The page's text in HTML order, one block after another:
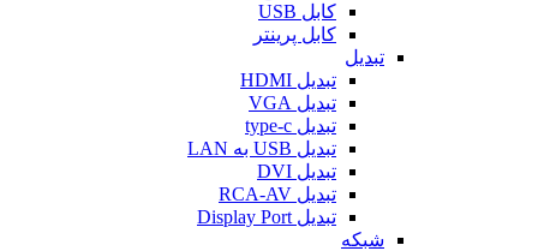
کابل USB
کابل پرینتر
تبدیل
تبدیل HDMI
تبدیل VGA
تبدیل type-c
تبدیل USB به LAN
تبدیل DVI
تبدیل RCA-AV
تبدیل Display Port
شبکه